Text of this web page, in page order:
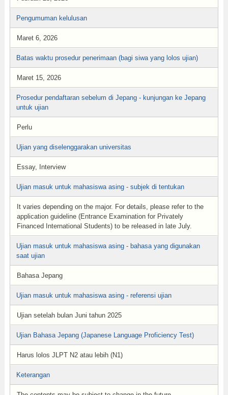
Pengumuman kelulusan
Maret 6, 2026
Batas waktu prosedur penerimaan (bagi siwa yang lolos ujian)
Maret 15, 2026
Prosedur pendaftaran sebelum di Jepang - kunjungan ke Jepang
untuk ujian
Perlu
Ujian yang diselenggarakan universitas
Essay, Interview
Ujian masuk untuk mahasiswa asing - subjek di tentukan
It varies depending on the major. For details, please refer to the
application guideline (Entrance Examination for Privately
Financed International Students) to be released in late July.
Ujian masuk untuk mahasiswa asing - bahasa yang digunakan
saat ujian
Bahasa Jepang
Ujian masuk untuk mahasiswa asing - referensi ujian
Ujian setelah bulan Juni tahun 2025
Ujian Bahasa Jepang (Japanese Language Proficiency Test)
Harus lolos JLPT N2 atau lebih (N1)
Keterangan